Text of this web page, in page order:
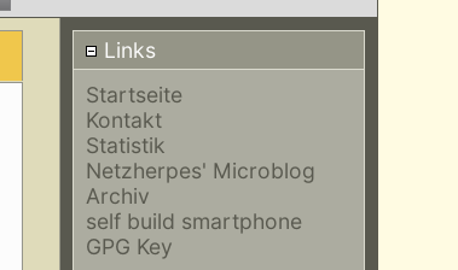
Links
Startseite
Kontakt
Statistik
Netzherpes' Microblog
Archiv
self build smartphone
GPG Key